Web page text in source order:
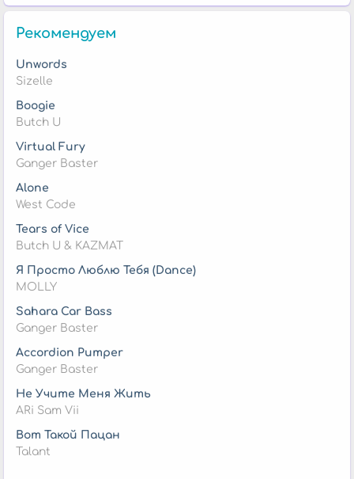
Рекомендуем
Unwords
Sizelle
Boogie
Butch U
Virtual Fury
Ganger Baster
Alone
West Code
Tears of Vice
Butch U & KAZMAT
Я Просто Люблю Тебя (Dance)
MOLLY
Sahara Car Bass
Ganger Baster
Accordion Pumper
Ganger Baster
Не Учите Меня Жить
ARi Sam Vii
Вот Такой Пацан
Talant